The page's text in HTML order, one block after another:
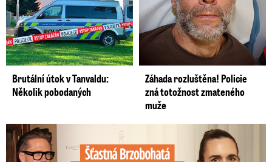
Brutální útok v Tanvaldu:
Několik pobodaných
Záhada rozluštěna! Policie
zná totožnost zmateného
muže
Šťastná Brzobohatá se pochlubila fotkou: Rýpanec od Ondřeje